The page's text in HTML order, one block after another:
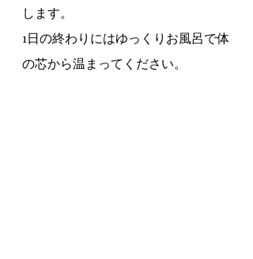
します。
1日の終わりにはゆっくりお風呂で体
の芯から温まってください。